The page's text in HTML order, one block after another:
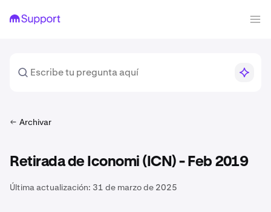
Archivar
Retirada de Iconomi (ICN) - Feb 2019
Última actualización: 31 de marzo de 2025